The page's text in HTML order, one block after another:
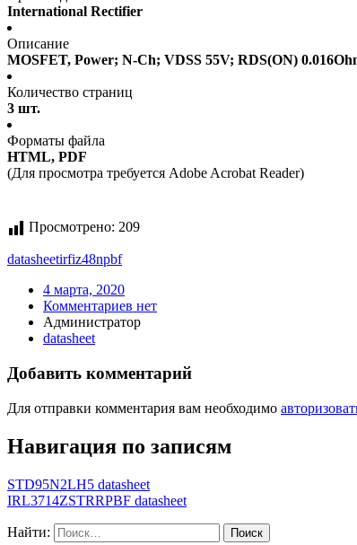
International Rectifier
Описание
MOSFET, Power; N-Ch; VDSS 55V; RDS(ON)
Количество страниц
3 шт.
Форматы файла
HTML, PDF
(Для просмотра требуется Adobe Acrobat Reader)
Просмотрено: 209
datasheetirfiz48npbf
4 марта, 2020
Комментариев нет
Администратор
datasheet
Добавить комментарий
Для отправки комментария вам необходимо
Навигация по записям
STD95N2LH5 datasheet
IRL3714ZSTRRPBF datasheet
Найти: